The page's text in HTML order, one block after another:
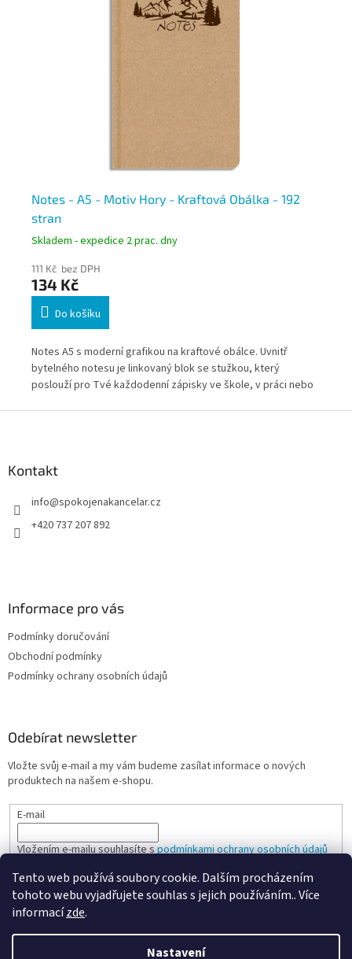
Tento web používá soubory cookie. Dalším procházením
tohoto webu vyjadřujete souhlas s jejich používáním.. Více
informacízde.
Nastavení
Notes - A5 - Motiv Hory - Kraftová Obálka - 192
stran
Skladem - expedice 2 prac. dny
111 Kč bez DPH
134 Kč
Do košíku
Notes A5 s moderní grafikou na kraftové obálce. Uvnitř
bytelného notesu je linkovaný blok se stužkou, který
poslouží pro Tvé každodenní zápisky ve škole, v práci nebo
Kontakt
info@spokojenakancelar.cz
+420 737 207 892
Informace pro vás
Podmínky doručování
Obchodní podmínky
Podmínky ochrany osobních údajů
Odebírat newsletter
Vložte svůj e-mail a my vám budeme zasílat informace o nových
produktech na našem e-shopu.
E-mail
Vložením e-mailu souhlasíte spodmínkami ochrany osobních údajů
PŘIHLÁSIT SE